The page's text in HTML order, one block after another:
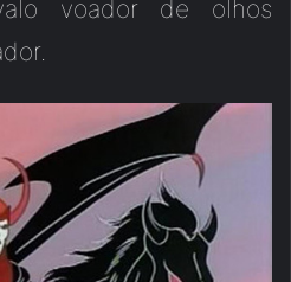
voador de olhos